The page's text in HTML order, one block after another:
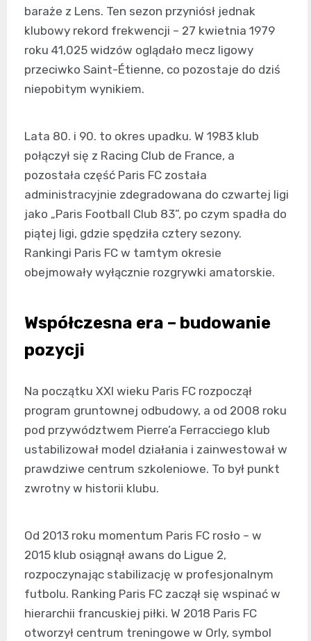
baraże z Lens. Ten sezon przyniósł jednak
klubowy rekord frekwencji – 27 kwietnia 1979
roku 41,025 widzów oglądało mecz ligowy
przeciwko Saint-Étienne, co pozostaje do dziś
niepobitym wynikiem.
Lata 80. i 90. to okres upadku. W 1983 klub
połączył się z Racing Club de France, a
pozostała część Paris FC została
administracyjnie zdegradowana do czwartej ligi
jako „Paris Football Club 83”, po czym spadła do
piątej ligi, gdzie spędziła cztery sezony.
Rankingi Paris FC w tamtym okresie
obejmowały wyłącznie rozgrywki amatorskie.
Współczesna era – budowanie
pozycji
Na początku XXI wieku Paris FC rozpoczął
program gruntownej odbudowy, a od 2008 roku
pod przywództwem Pierre’a Ferracciego klub
ustabilizował model działania i zainwestował w
prawdziwe centrum szkoleniowe. To był punkt
zwrotny w historii klubu.
Od 2013 roku momentum Paris FC rosło – w
2015 klub osiągnął awans do Ligue 2,
rozpoczynając stabilizację w profesjonalnym
futbolu. Ranking Paris FC zaczął się wspinać w
hierarchii francuskiej piłki. W 2018 Paris FC
otworzył centrum treningowe w Orly, symbol